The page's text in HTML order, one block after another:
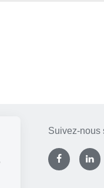
Suivez-nous